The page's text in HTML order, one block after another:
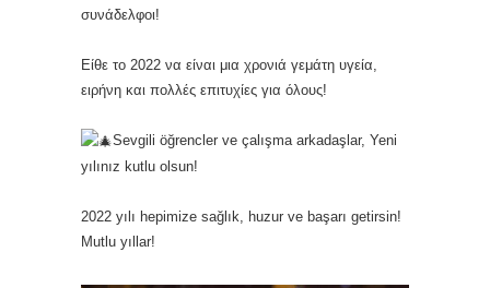
συνάδελφοι!
Είθε το 2022 να είναι μια χρονιά γεμάτη υγεία,
ειρήνη και πολλές επιτυχίες για όλους!
Sevgili öğrencler ve çalışma arkadaşlar, Yeni
yılınız kutlu olsun!
2022 yılı hepimize sağlık, huzur ve başarı getirsin!
Mutlu yıllar!